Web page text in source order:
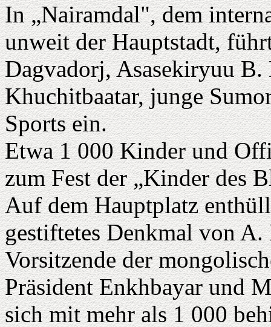
In „Nairamdal", dem
unweit der Hauptstadt,
Dagvadorj, Asasekiryuu
Khuchitbaatar, junge
Sports ein.
Etwa 1 000 Kinder und
zum Fest der „Kinder des
Auf dem Hauptplatz
gestiftetes Denkmal von
Vorsitzende der
Präsident Enkhbayar und
sich mit mehr als 1 000